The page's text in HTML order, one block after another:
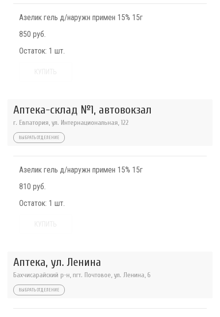
Азелик гель д/наружн примен 15% 15г
850 руб.
Остаток: 1 шт.
Аптека-склад №1, автовокзал
г. Евпатория, ул. Интернациональная, 122
ВЫБРАТЬ ОТДЕЛЕНИЕ
Азелик гель д/наружн примен 15% 15г
810 руб.
Остаток: 1 шт.
Аптека, ул. Ленина
Бахчисарайский р-н, пгт. Почтовое, ул. Ленина, 6
ВЫБРАТЬ ОТДЕЛЕНИЕ